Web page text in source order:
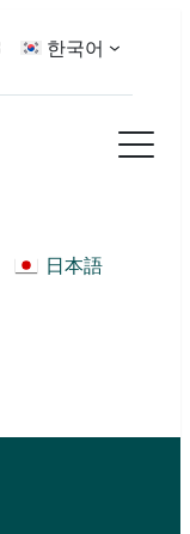
한국어
日本語